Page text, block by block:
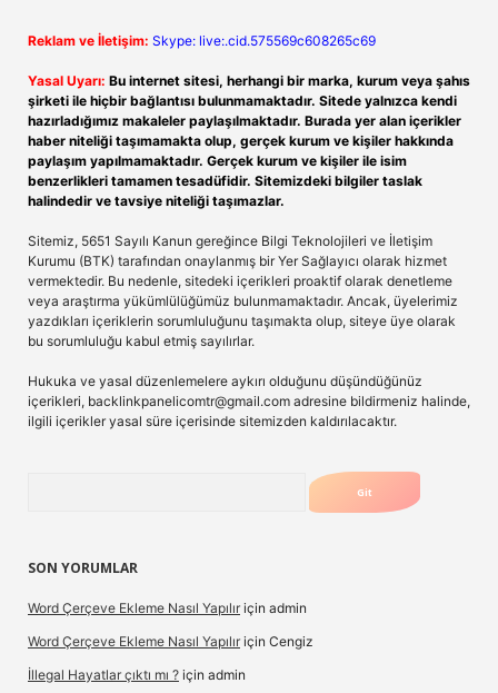
Reklam ve İletişim: Skype: live:.cid.575569c608265c69
Yasal Uyarı: Bu internet sitesi, herhangi bir marka, kurum veya şahıs
şirketi ile hiçbir bağlantısı bulunmamaktadır. Sitede yalnızca kendi
hazırladığımız makaleler paylaşılmaktadır. Burada yer alan içerikler
haber niteliği taşımamakta olup, gerçek kurum ve kişiler hakkında
paylaşım yapılmamaktadır. Gerçek kurum ve kişiler ile isim
benzerlikleri tamamen tesadüfidir. Sitemizdeki bilgiler taslak
halindedir ve tavsiye niteliği taşımazlar.
Sitemiz, 5651 Sayılı Kanun gereğince Bilgi Teknolojileri ve İletişim
Kurumu (BTK) tarafından onaylanmış bir Yer Sağlayıcı olarak hizmet
vermektedir. Bu nedenle, sitedeki içerikleri proaktif olarak denetleme
veya araştırma yükümlülüğümüz bulunmamaktadır. Ancak, üyelerimiz
yazdıkları içeriklerin sorumluluğunu taşımakta olup, siteye üye olarak
bu sorumluluğu kabul etmiş sayılırlar.
Hukuka ve yasal düzenlemelere aykırı olduğunu düşündüğünüz
içerikleri, backlinkpanelicomtr@gmail.com adresine bildirmeniz halinde,
ilgili içerikler yasal süre içerisinde sitemizden kaldırılacaktır.
SON YORUMLAR
Word Çerçeve Ekleme Nasıl Yapılır için admin
Word Çerçeve Ekleme Nasıl Yapılır için Cengiz
İllegal Hayatlar çıktı mı ? için admin